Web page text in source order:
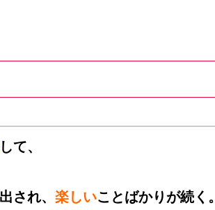
して、
され、 楽しいことばかりが続く。